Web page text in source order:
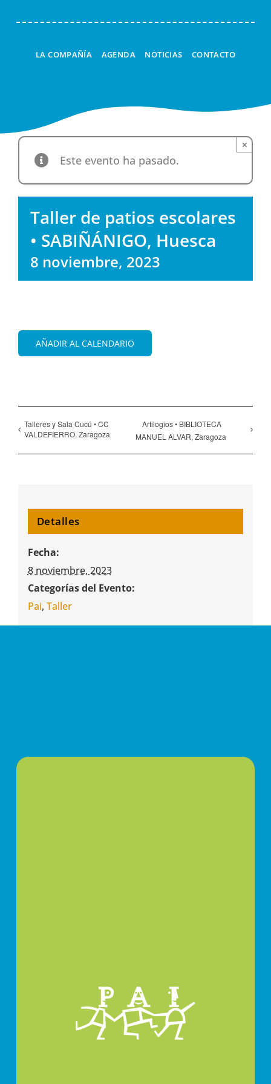
LA COMPAÑÍA AGENDA NOTICIAS CONTACTO
Este evento ha pasado.
×
Taller de patios escolares
• SABIÑÁNIGO, Huesca
8 noviembre, 2023
AÑADIR AL CALENDARIO
Talleres y Sala Cucú • CC
VALDEFIERRO, Zaragoza
Artilogios • BIBLIOTECA
MANUEL ALVAR, Zaragoza
Detalles
Fecha:
8 noviembre, 2023
Categorías del Evento:
Pai, Taller